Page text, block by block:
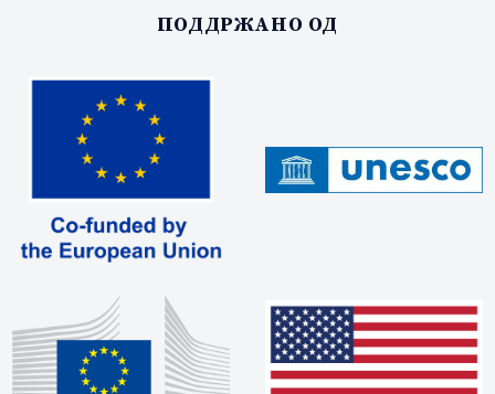
ПОДДРЖАНО ОД